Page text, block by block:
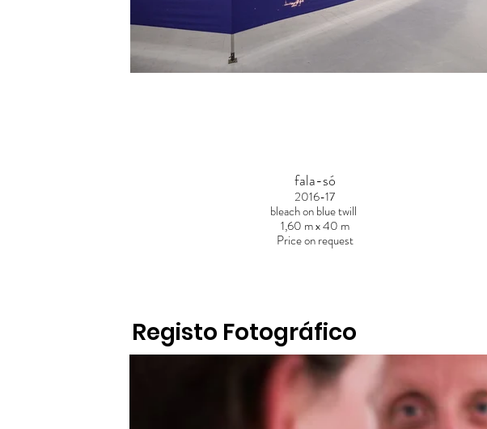
fala-só
2016-17
bleach on blue twill
1,60 m x 40 m
Price on request
Registo Fotográfico